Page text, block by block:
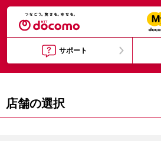
サポート
店舗の選択